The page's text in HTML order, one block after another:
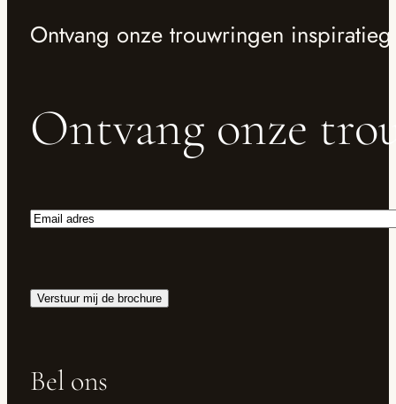
Ontvang onze trouwringen
Ontvang onze
Email
Verstuur mij de brochure
Bel ons